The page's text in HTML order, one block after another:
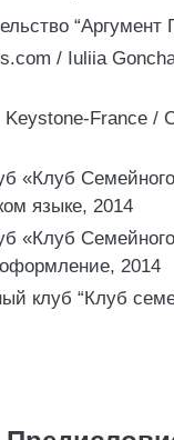
“Аргумент
/ Iuliia
France /
«Клуб
языке, 2014
«Клуб
2014
клуб “Клуб